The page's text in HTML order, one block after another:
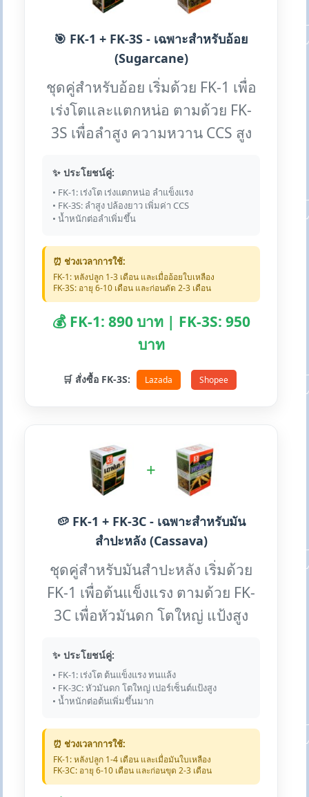
🎯 FK-1 + FK-3S - เฉพาะสำหรับอ้อย
(Sugarcane)
ชุดคู่สำหรับอ้อย เริ่มด้วย FK-1 เพื่อ
เร่งโตและแตกหน่อ ตามด้วย FK-
3S เพื่อลำสูง ความหวาน CCS สูง
✨ ประโยชน์คู่:
• FK-1: เร่งโต เร่งแตกหน่อ ลำแข็งแรง
• FK-3S: ลำสูง ปล้องยาว เพิ่มค่า CCS
• น้ำหนักต่อลำเพิ่มขึ้น
⏰ ช่วงเวลาการใช้:
FK-1: หลังปลูก 1-3 เดือน และเมื่ออ้อยใบเหลือง
FK-3S: อายุ 6-10 เดือน และก่อนตัด 2-3 เดือน
💰 FK-1: 890 บาท | FK-3S: 950
บาท
🛒 สั่งซื้อ FK-3S: Lazada Shopee
+
🥔 FK-1 + FK-3C - เฉพาะสำหรับมัน
สำปะหลัง (Cassava)
ชุดคู่สำหรับมันสำปะหลัง เริ่มด้วย
FK-1 เพื่อต้นแข็งแรง ตามด้วย FK-
3C เพื่อหัวมันดก โตใหญ่ แป้งสูง
✨ ประโยชน์คู่:
• FK-1: เร่งโต ต้นแข็งแรง ทนแล้ง
• FK-3C: หัวมันดก โตใหญ่ เปอร์เซ็นต์แป้งสูง
• น้ำหนักต่อต้นเพิ่มขึ้นมาก
⏰ ช่วงเวลาการใช้:
FK-1: หลังปลูก 1-4 เดือน และเมื่อมันใบเหลือง
FK-3C: อายุ 6-10 เดือน และก่อนขุด 2-3 เดือน